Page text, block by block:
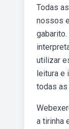
Todas
nossos
utilizar
leitura e
todas
a tirinha